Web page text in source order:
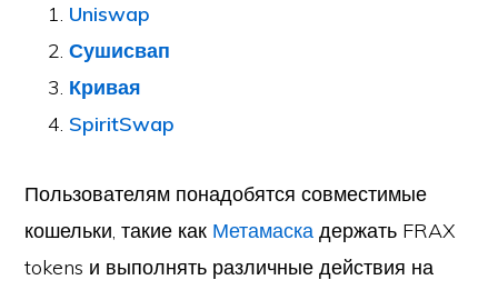
Uniswap
Сушисвап
Кривая
SpiritSwap
Пользователям понадобятся совместимые
кошельки, такие как Метамаска держать FRAX
tokens и выполнять различные действия на